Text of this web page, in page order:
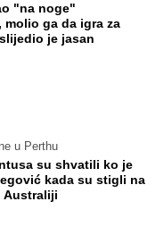
"na noge"
molio ga da igra za
je jasan
u Perthu
su shvatili ko je
kada su stigli na
Australiji